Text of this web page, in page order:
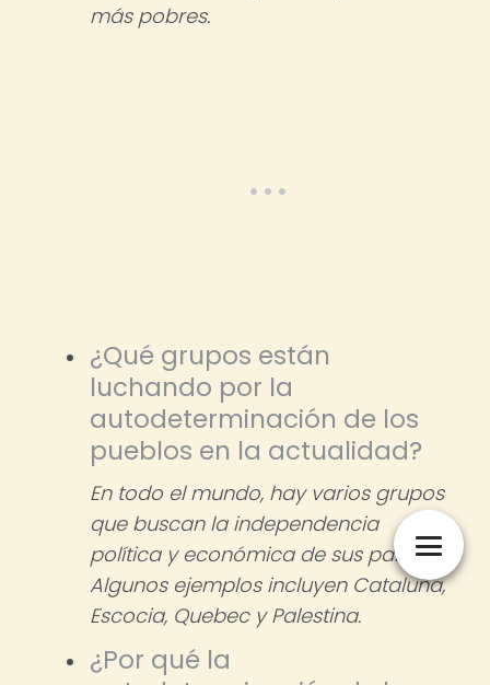
más pobres.
¿Qué grupos están
luchando por la
autodeterminación de los
pueblos en la actualidad?
En todo el mundo, hay varios grupos
que buscan la independencia
política y económica de sus países.
Algunos ejemplos incluyen Cataluña,
Escocia, Quebec y Palestina.
¿Por qué la